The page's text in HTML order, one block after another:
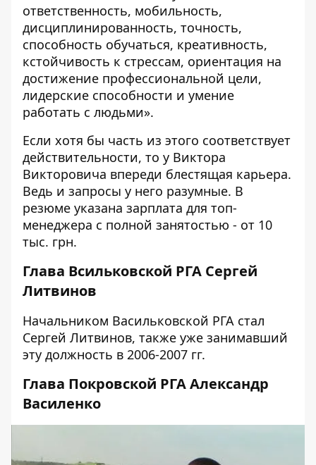
ответственность, мобильность,
дисциплинированность, точность,
способность обучаться, креативность,
кстойчивость к стрессам, ориентация на
достижение профессиональной цели,
лидерские способности и умение
работать с людьми».
Если хотя бы часть из этого соответствует
действительности, то у Виктора
Викторовича впереди блестящая карьера.
Ведь и запросы у него разумные. В
резюме указана зарплата для топ-
менеджера с полной занятостью - от 10
тыс. грн.
Глава Всильковской РГА Сергей
Литвинов
Начальником Васильковской РГА стал
Сергей Литвинов, также уже занимавший
эту должность в 2006-2007 гг.
Глава Покровской РГА Александр
Василенко